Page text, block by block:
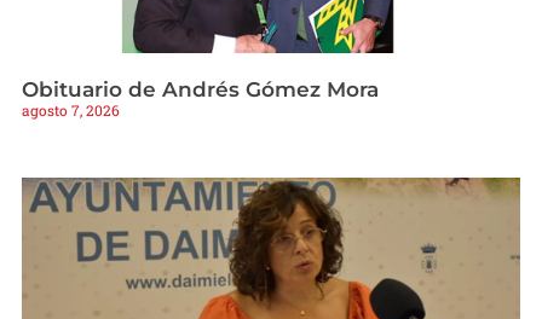
Obituario de Andrés Gómez Mora
agosto 7, 2026